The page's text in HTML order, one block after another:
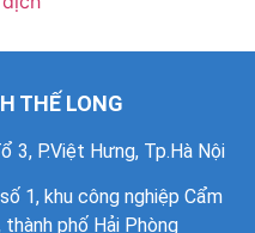
THẾ LONG
3, P.Việt Hưng, Tp.Hà Nội
1, khu công nghiệp Cẩm
phố Hải Phòng